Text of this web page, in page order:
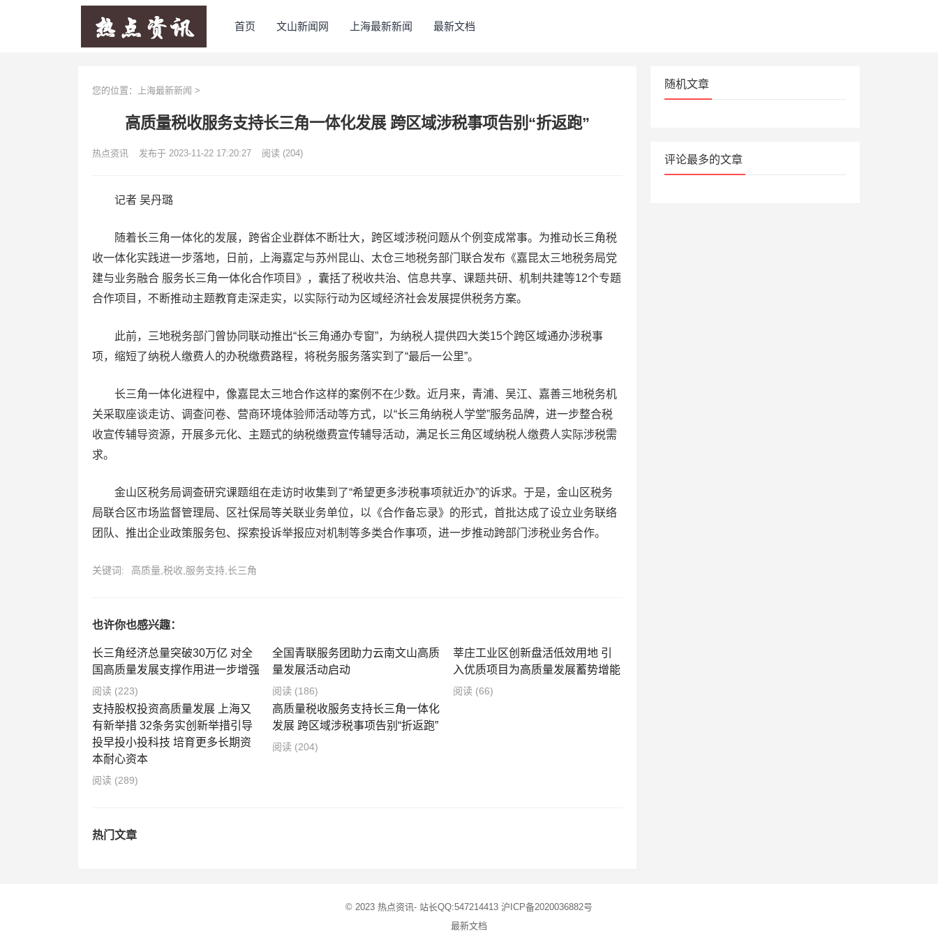
首页 文山新闻网 上海最新新闻 最新文档
您的位置： 上海最新新闻 >
高质量税收服务支持长三角一体化发展 跨区域涉税事项告别“折返跑”
热点资讯 发布于 2023-11-22 17:20:27 阅读 (204)
记者 吴丹璐
随着长三角一体化的发展，跨省企业群体不断壮大，跨区域涉税问题从个例变成常事。为推动长三角税
收一体化实践进一步落地，日前，上海嘉定与苏州昆山、太仓三地税务部门联合发布《嘉昆太三地税务局党
建与业务融合 服务长三角一体化合作项目》，囊括了税收共治、信息共享、课题共研、机制共建等12个专题
合作项目，不断推动主题教育走深走实，以实际行动为区域经济社会发展提供税务方案。
此前，三地税务部门曾协同联动推出“长三角通办专窗”，为纳税人提供四大类15个跨区域通办涉税事
项，缩短了纳税人缴费人的办税缴费路程，将税务服务落实到了“最后一公里”。
长三角一体化进程中，像嘉昆太三地合作这样的案例不在少数。近月来，青浦、吴江、嘉善三地税务机
关采取座谈走访、调查问卷、营商环境体验师活动等方式，以“长三角纳税人学堂”服务品牌，进一步整合税
收宣传辅导资源，开展多元化、主题式的纳税缴费宣传辅导活动，满足长三角区域纳税人缴费人实际涉税需
求。
金山区税务局调查研究课题组在走访时收集到了“希望更多涉税事项就近办”的诉求。于是，金山区税务
局联合区市场监督管理局、区社保局等关联业务单位，以《合作备忘录》的形式，首批达成了设立业务联络
团队、推出企业政策服务包、探索投诉举报应对机制等多类合作事项，进一步推动跨部门涉税业务合作。
关键词: 高质量,税收,服务支持,长三角
也许你也感兴趣：
长三角经济总量突破30万亿 对全
国高质量发展支撑作用进一步增强
阅读 (223)
全国青联服务团助力云南文山高质
量发展活动启动
阅读 (186)
莘庄工业区创新盘活低效用地 引
入优质项目为高质量发展蓄势增能
阅读 (66)
支持股权投资高质量发展 上海又
有新举措 32条务实创新举措引导
投早投小投科技 培育更多长期资
本耐心资本
阅读 (289)
高质量税收服务支持长三角一体化
发展 跨区域涉税事项告别“折返跑”
阅读 (204)
热门文章
随机文章
评论最多的文章
© 2023 热点资讯- 站长QQ:547214413 沪ICP备2020036882号
最新文档